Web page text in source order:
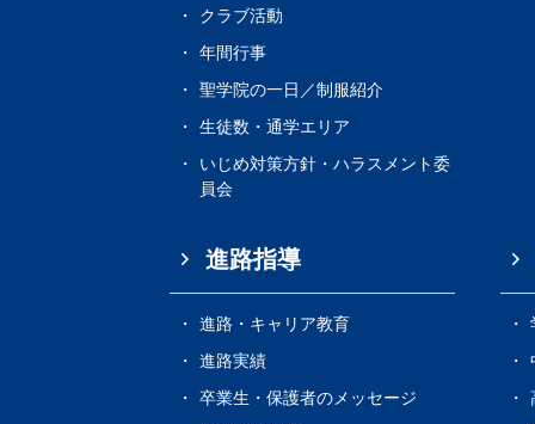
クラブ活動
年間行事
聖学院の一日／制服紹介
生徒数・通学エリア
いじめ対策方針・ハラスメント委
員会
進路指導
進路・キャリア教育
進路実績
卒業生・保護者のメッセージ